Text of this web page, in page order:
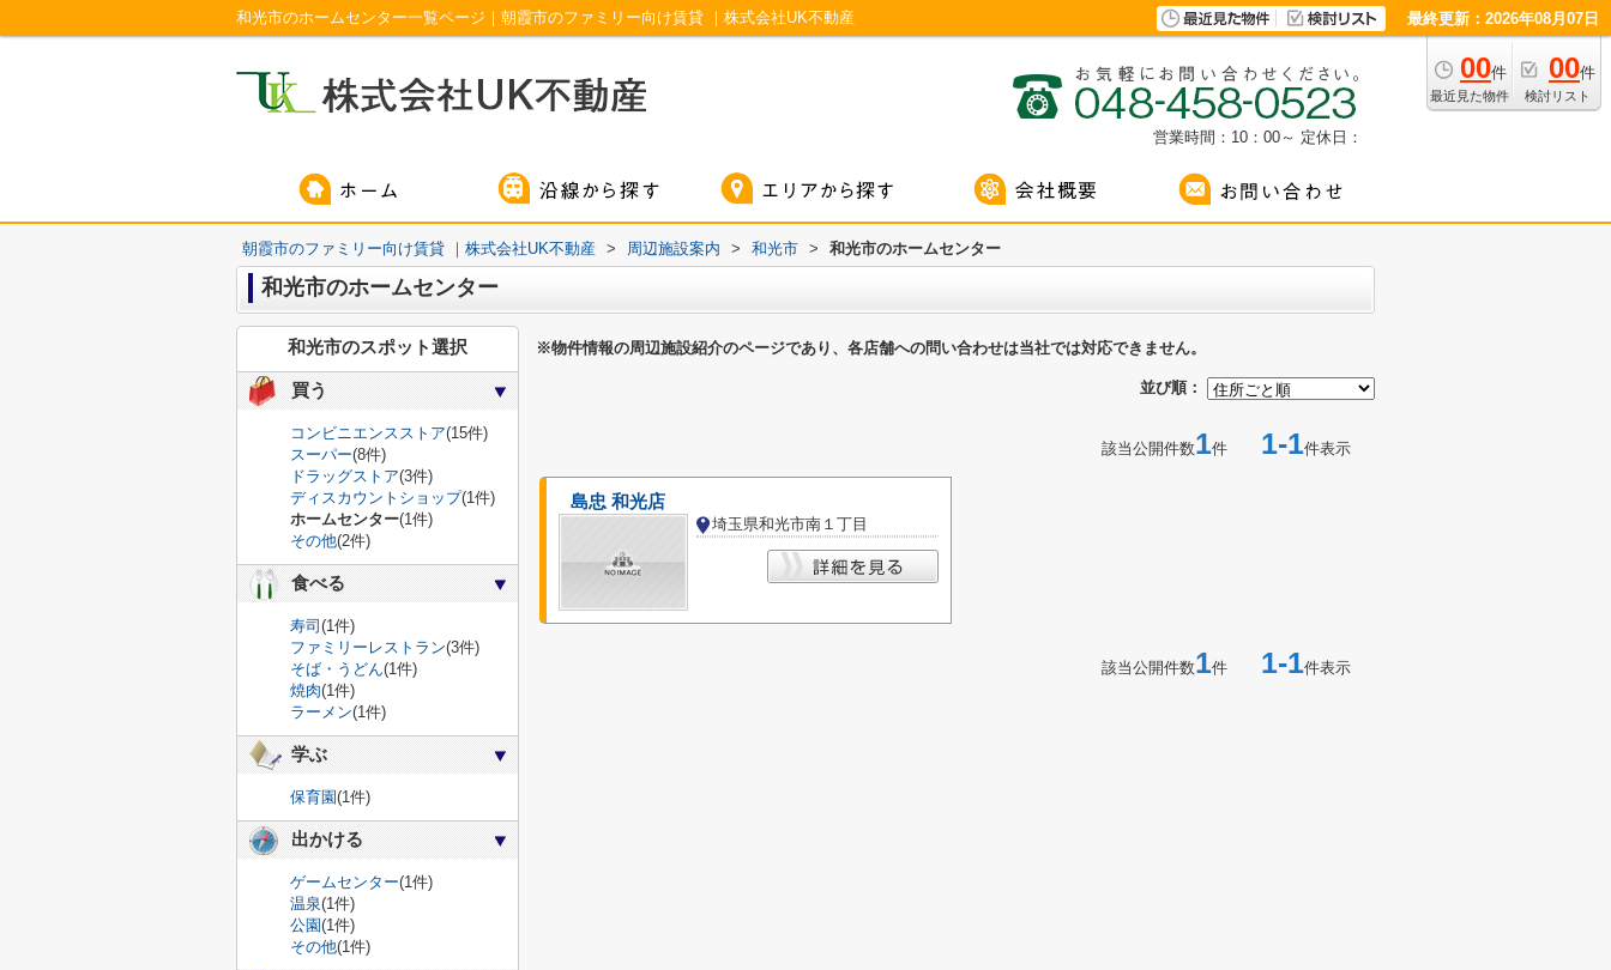
和光市のホームセンター一覧ページ｜朝霞市のファミリー向け賃貸 ｜株式会社UK不動産 最終更新：2026年08月07日
00件
最近見た物件
00件
検討リスト
営業時間：10：00～ 定休日：
朝霞市のファミリー向け賃貸 ｜株式会社UK不動産 > 周辺施設案内 > 和光市 > 和光市のホームセンター
和光市のホームセンター
※物件情報の周辺施設紹介のページであり、各店舗への問い合わせは当社では対応できません。
並び順：
該当公開件数1件 1-1件表示
島忠 和光店
埼玉県和光市南１丁目
該当公開件数1件 1-1件表示
和光市のスポット選択
買う
コンビニエンスストア(15件)
スーパー(8件)
ドラッグストア(3件)
ディスカウントショップ(1件)
ホームセンター(1件)
その他(2件)
食べる
寿司 (1件)
ファミリーレストラン(3件)
そば・うどん(1件)
焼肉(1件)
ラーメン(1件)
学ぶ
保育園(1件)
出かける
ゲームセンター(1件)
温泉(1件)
公園(1件)
その他(1件)